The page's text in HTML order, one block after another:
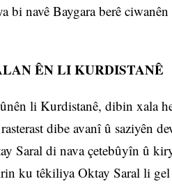
bi navê Baygara berê
ÊN LI KURDISTANÊ
li Kurdistanê, dibin xala
dibe avanî û saziyên
Saral di nava çetebûyîn û
ku têkiliya Oktay Saral li